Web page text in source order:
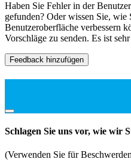
Haben Sie Fehler in der
gefunden? Oder wissen Sie,
Benutzeroberfläche verbessern
Vorschläge zu senden. Es ist
Feedback hinzufügen
Schlagen Sie uns vor, wie wir
(Verwenden Sie für Beschwerden